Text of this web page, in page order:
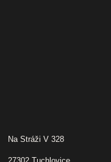
Na Stráži V 328